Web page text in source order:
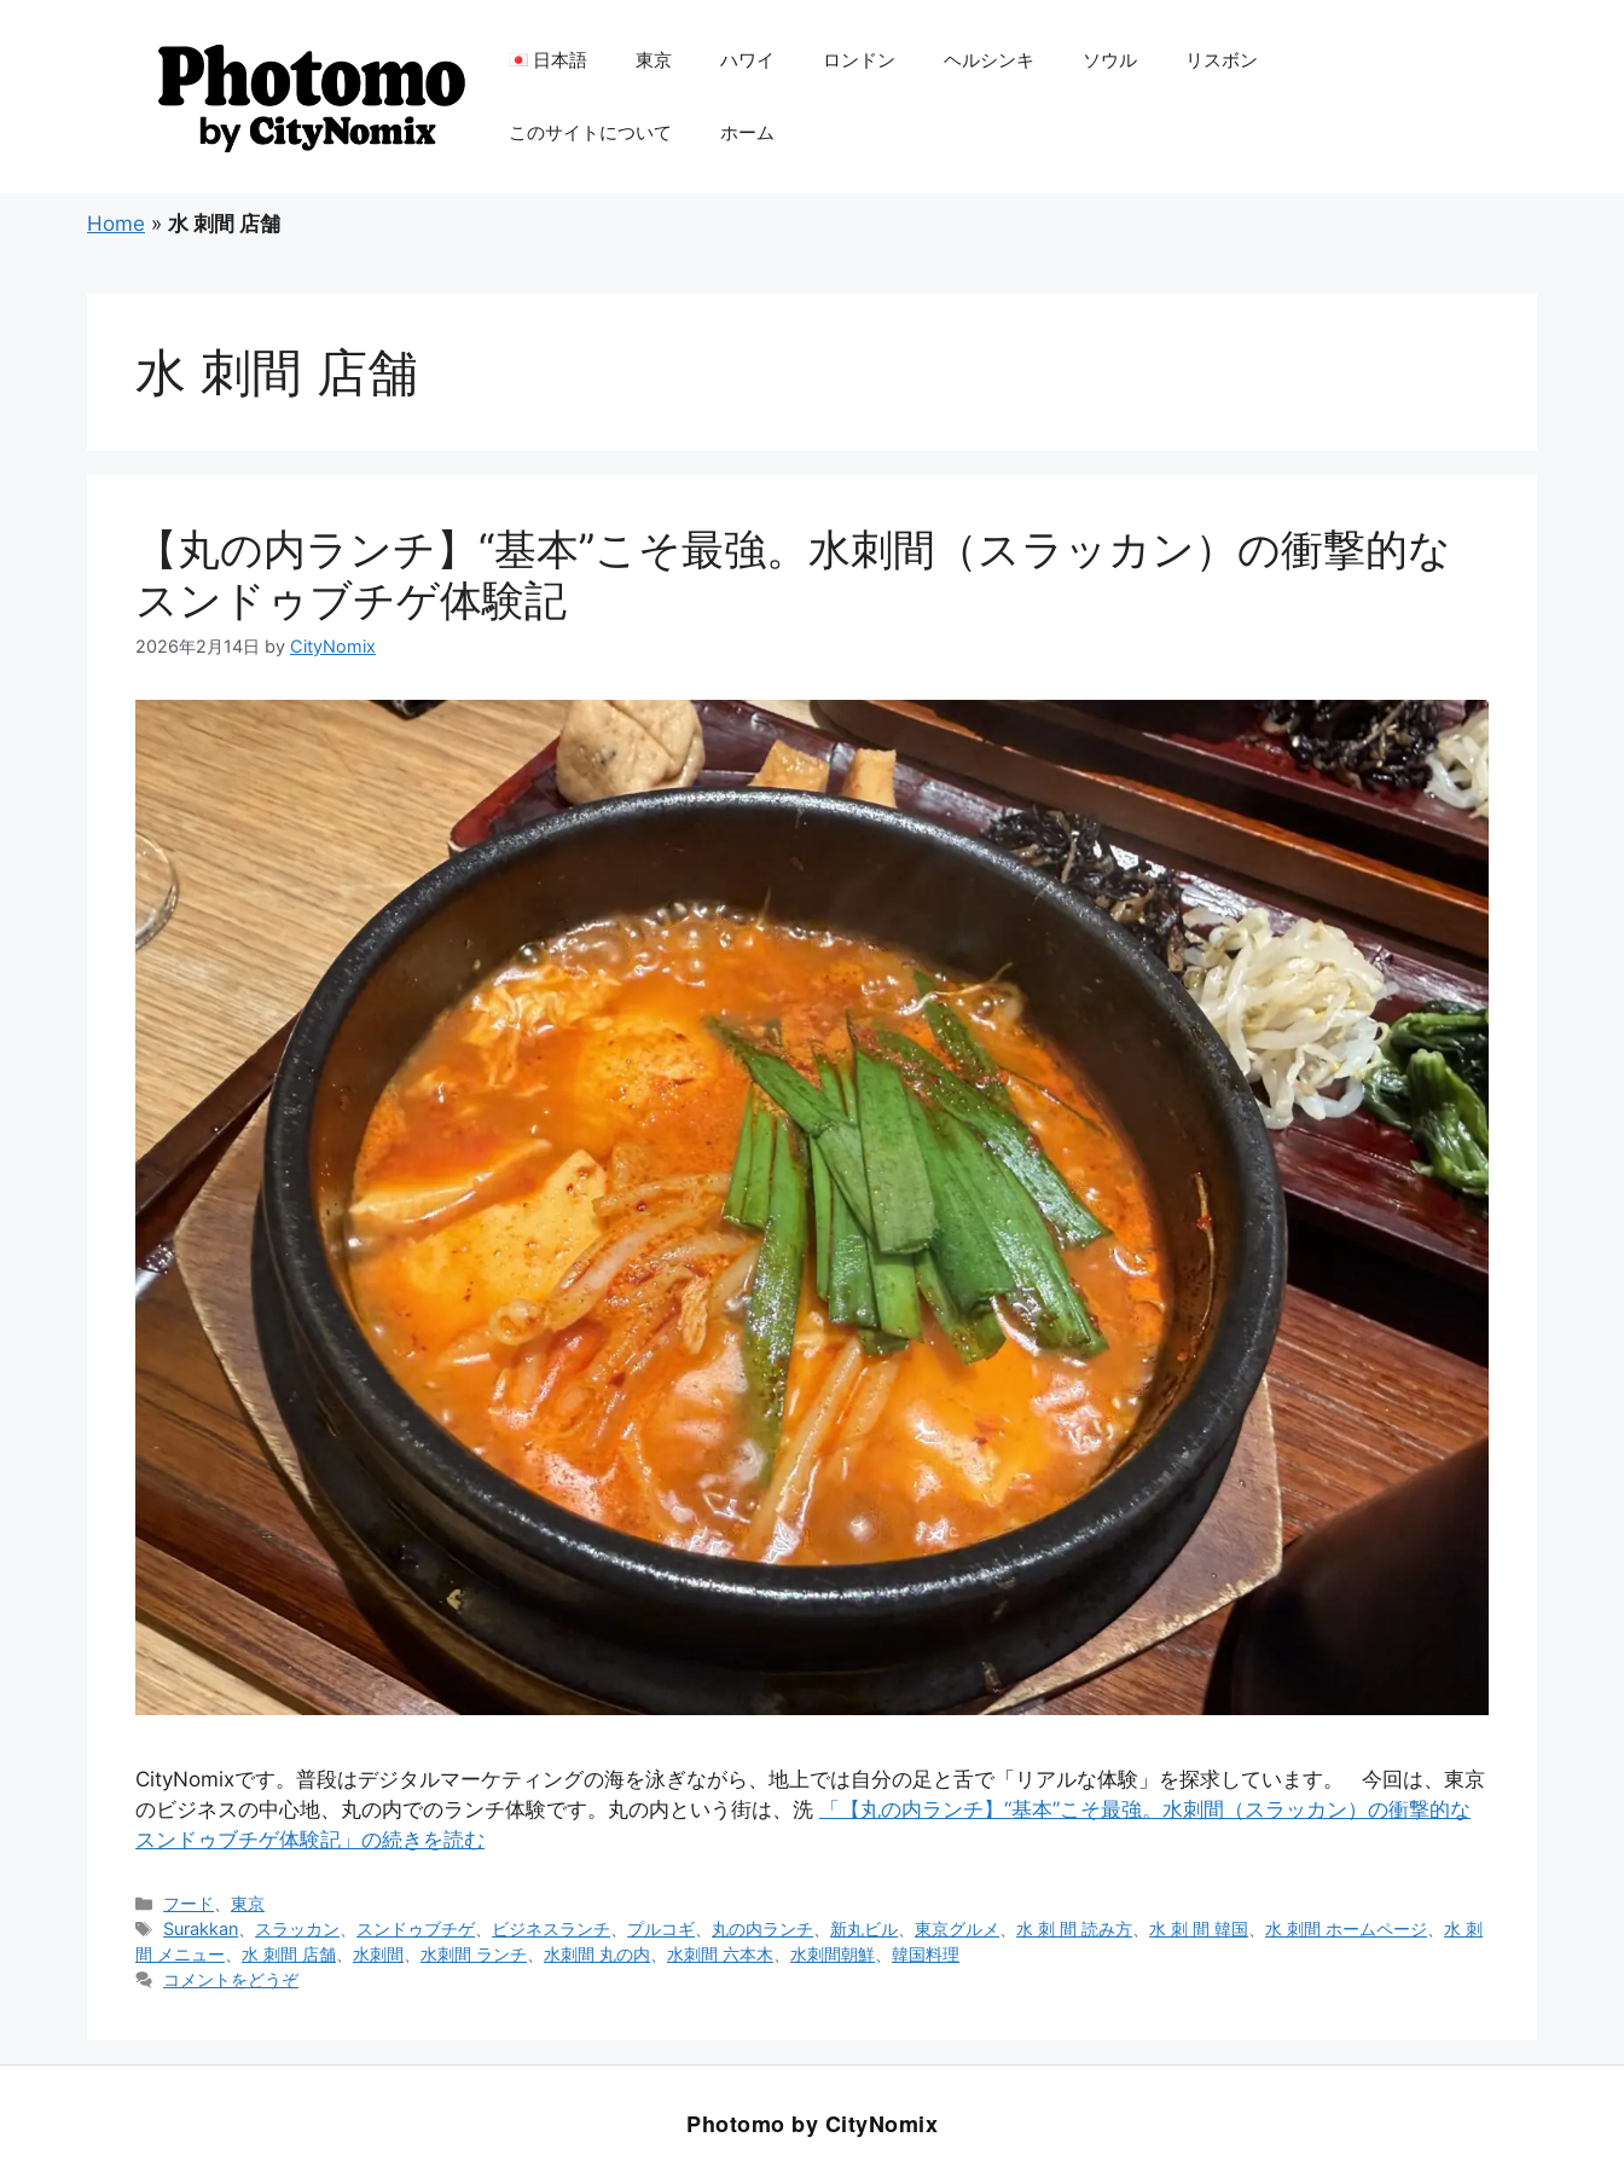
日本語 東京 ハワイ ロンドン ヘルシンキ ソウル リスボン
このサイトについて ホーム
Home » 水 刺間 店舗
水 刺間 店舗
【丸の内ランチ】“基本”こそ最強。水刺間（スラッカン）の衝撃的な
スンドゥブチゲ体験記
2026年2月14日 by CityNomix
CityNomixです。普段はデジタルマーケティングの海を泳ぎながら、地上では自分の足と舌で「リアルな体験」を探求しています。 今回は、東京
のビジネスの中心地、丸の内でのランチ体験です。丸の内という街は、洗
「【丸の内ランチ】“基本”こそ最強。水刺間（スラッカン）の衝撃的な
スンドゥブチゲ体験記」の続きを読む
カ
テ
ゴ
リ
フード 、東京
タ
グ
Surakkan スラッカン スンドゥブチゲ、 ビジネスランチ プルコギ 丸の内ランチ 新丸ビル 、東京グルメ 、水 刺 間 読み方 、水 刺 間 韓国 、水 刺間 ホームページ 、水 刺
間 メニュー
水 刺間 店舗 水刺間 水刺間 ランチ 水刺間 丸の内 水刺間 六本木 水刺間朝鮮
韓国料理
コメントをどうぞ
Photomo by CityNomix